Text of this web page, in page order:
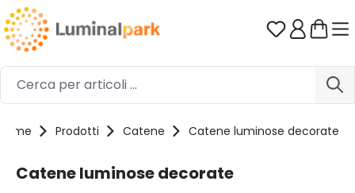
Passa al contenuto principale Hai 0
Prodotti Catene Catene luminose decorate
Catene luminose decorate